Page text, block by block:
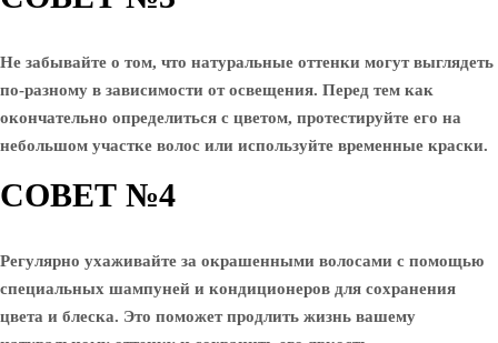
Не забывайте о том, что натуральные оттенки могут выглядеть
по-разному в зависимости от освещения. Перед тем как
окончательно определиться с цветом, протестируйте его на
небольшом участке волос или используйте временные краски.
СОВЕТ №4
Регулярно ухаживайте за окрашенными волосами с помощью
специальных шампуней и кондиционеров для сохранения
цвета и блеска. Это поможет продлить жизнь вашему